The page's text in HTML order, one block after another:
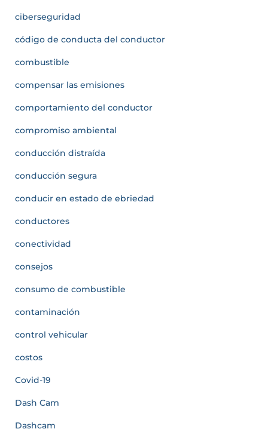
ciberseguridad
código de conducta del conductor
combustible
compensar las emisiones
comportamiento del conductor
compromiso ambiental
conducción distraída
conducción segura
conducir en estado de ebriedad
conductores
conectividad
consejos
consumo de combustible
contaminación
control vehicular
costos
Covid-19
Dash Cam
Dashcam